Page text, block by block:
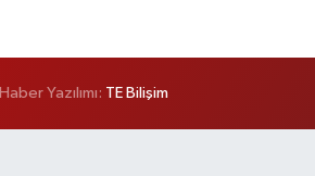
Haber Yazılımı: TE Bilişim